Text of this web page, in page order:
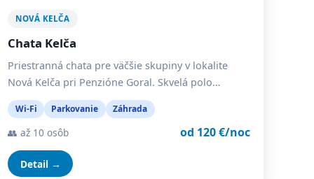
NOVÁ KELČA
Chata Kelča
Priestranná chata pre väčšie skupiny v lokalite
Nová Kelča pri Penzióne Goral. Skvelá polo…
Wi-Fi Parkovanie Záhrada
👥 až 10 osôb od 120 €/noc
Detail →